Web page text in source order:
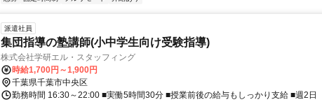
派遣社員
集団指導の塾講師(小中学生向け受験指導)
株式会社学研エル・スタッフィング
時給1,700円～1,900円
千葉県千葉市中央区
勤務時間 16:30～22:00 ■実働5時間30分 ■授業前後の給与もしっかり支給 ■週2日